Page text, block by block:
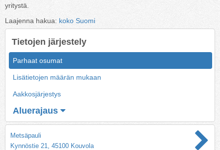
yritystä.
Laajenna hakua: koko Suomi
Tietojen järjestely
Parhaat osumat
Lisätietojen määrän mukaan
Aakkosjärjestys
Aluerajaus
Metsäpauli
Kynnöstie 21, 45100 Kouvola